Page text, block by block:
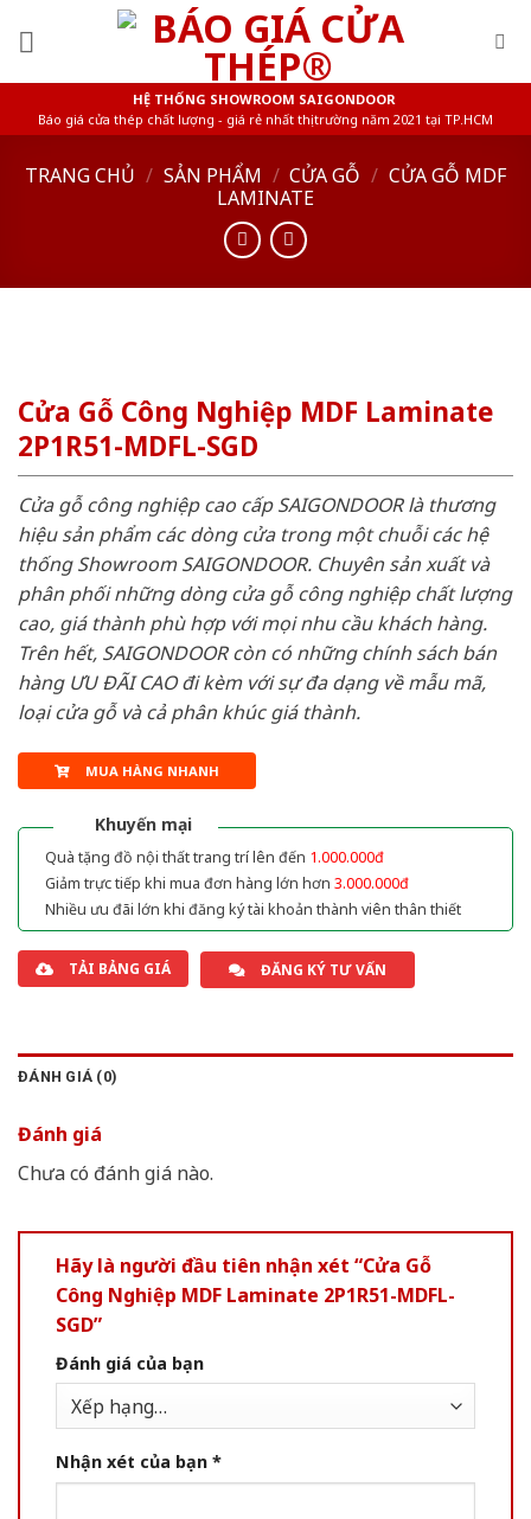
HỆ THỐNG SHOWROOM SAIGONDOOR
Báo giá cửa thép chất lượng - giá rẻ nhất thị trường năm 2021 tại TP.HCM
TRANG CHỦ / SẢN PHẨM / CỬA GỖ / CỬA GỖ MDF
LAMINATE
Cửa Gỗ Công Nghiệp MDF Laminate
2P1R51-MDFL-SGD
Cửa gỗ công nghiệp cao cấp SAIGONDOOR là thương
hiệu sản phẩm các dòng cửa trong một chuỗi các hệ
thống Showroom SAIGONDOOR. Chuyên sản xuất và
phân phối những dòng cửa gỗ công nghiệp chất lượng
cao, giá thành phù hợp với mọi nhu cầu khách hàng.
Trên hết, SAIGONDOOR còn có những chính sách bán
hàng ƯU ĐÃI CAO đi kèm với sự đa dạng về mẫu mã,
loại cửa gỗ và cả phân khúc giá thành.
MUA HÀNG NHANH
Khuyến mại
Quà tặng đồ nội thất trang trí lên đến 1.000.000đ
Giảm trực tiếp khi mua đơn hàng lớn hơn 3.000.000đ
Nhiều ưu đãi lớn khi đăng ký tài khoản thành viên thân thiết
TẢI BẢNG GIÁ ĐĂNG KÝ TƯ VẤN
ĐÁNH GIÁ (0)
Đánh giá
Chưa có đánh giá nào.
Hãy là người đầu tiên nhận xét “Cửa Gỗ
Công Nghiệp MDF Laminate 2P1R51-MDFL-
SGD”
Đánh giá của bạn
Nhận xét của bạn *